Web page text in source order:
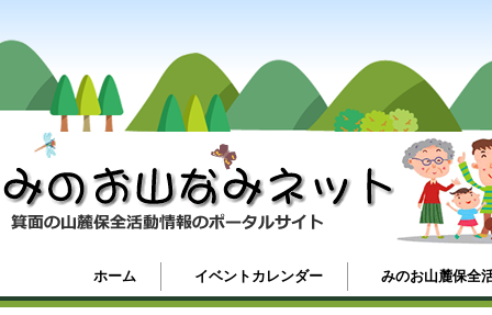
ホーム イベントカレンダー みのお山麓保全